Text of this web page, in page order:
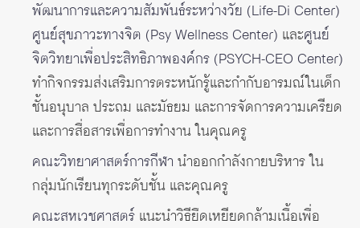
พัฒนาการและความสัมพันธ์ระหว่างวัย (Life-Di Center)
ศูนย์สุขภาวะทางจิต (Psy Wellness Center) และศูนย์
จิตวิทยาเพื่อประสิทธิภาพองค์กร (PSYCH-CEO Center)
ทำกิจกรรมส่งเสริมการตระหนักรู้และกำกับอารมณ์ในเด็ก
ชั้นอนุบาล ประถม และมัธยม และการจัดการความเครียด
และการสื่อสารเพื่อการทำงาน ในคุณครู
คณะวิทยาศาสตร์การกีฬา นำออกกำลังกายบริหาร ใน
กลุ่มนักเรียนทุกระดับชั้น และคุณครู
คณะสหเวชศาสตร์ แนะนำวิธียืดเหยียดกล้ามเนื้อเพื่อ